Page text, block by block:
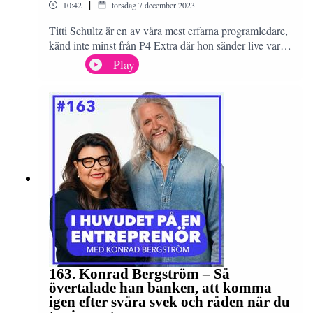
10:42 | torsdag 7 december 2023
Titti Schultz är en av våra mest erfarna programledare,
känd inte minst från P4 Extra där hon sänder live varje
vecka. Få kan som Titti parera lättsamheter med att
rapportera om stora världshändelser. Jag menar att hon
kan få stenar att prata. Titti berättar hur man håller i
gång ett samtal och vad man ska tänka på när man
pratar inför andra. Det här avsnittet är ett måste för dig
som vill bli en bättre nätverkare och säljare.
Play
163. Konrad Bergström – Så
övertalade han banken, att komma
igen efter svåra svek och råden när du